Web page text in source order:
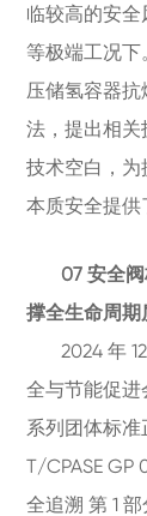
临较高的安
等极端工况
压储氢容器
法，提出相
技术空白，
本质安全提供
07 安全
撑全生命周期
2024 年
全与节能促进
系列团体标
T/CPASE GP
全追溯 第 1